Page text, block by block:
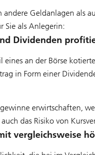
Geldanlagen als
Sie als Anlegerin:
Dividenden
an der Börse
in Form einer
erwirtschaften,
das Risiko von
vergleichsweise